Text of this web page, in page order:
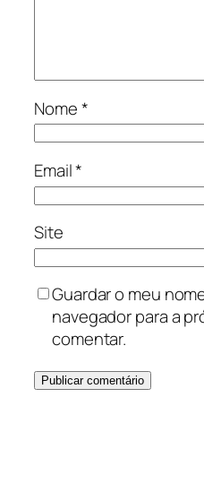
Nome*
Email*
Site
Guardar o meu
navegador para a
comentar.